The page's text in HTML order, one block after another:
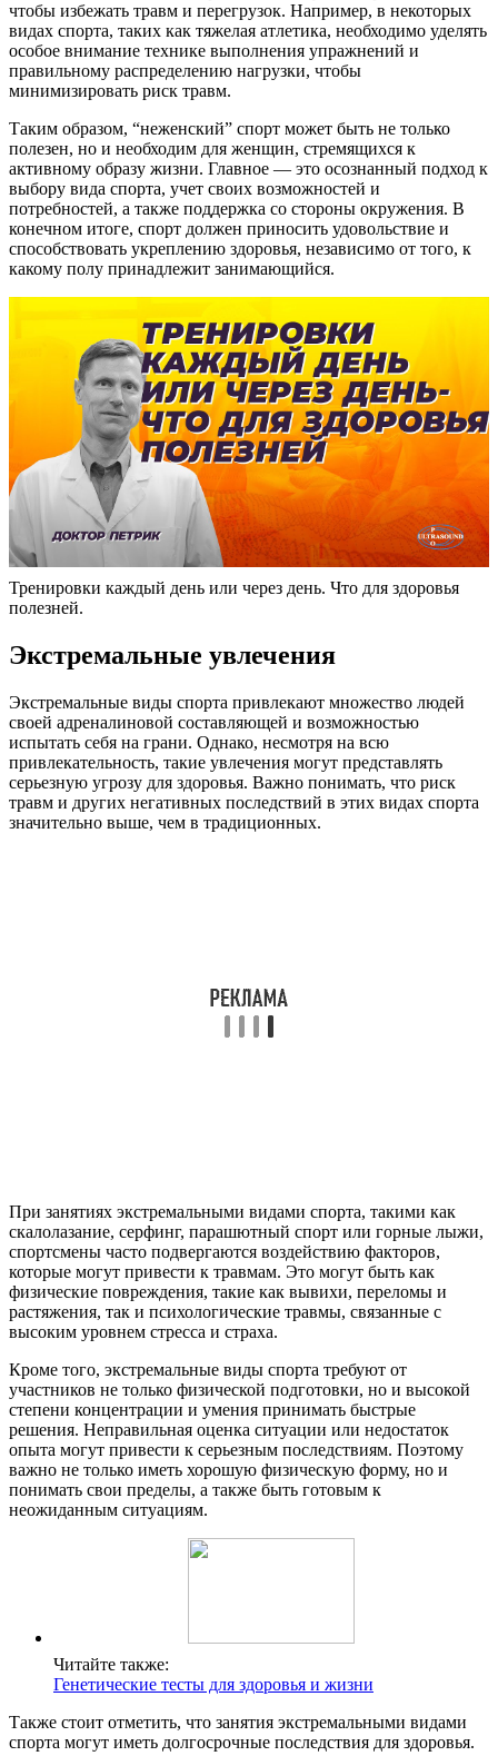
чтобы избежать травм и перегрузок. Например, в некоторых
видах спорта, таких как тяжелая атлетика, необходимо уделять
особое внимание технике выполнения упражнений и
правильному распределению нагрузки, чтобы
минимизировать риск травм.
Таким образом, “неженский” спорт может быть не только
полезен, но и необходим для женщин, стремящихся к
активному образу жизни. Главное — это осознанный подход к
выбору вида спорта, учет своих возможностей и
потребностей, а также поддержка со стороны окружения. В
конечном итоге, спорт должен приносить удовольствие и
способствовать укреплению здоровья, независимо от того, к
какому полу принадлежит занимающийся.
Тренировки каждый день или через день. Что для здоровья
полезней.
Экстремальные увлечения
Экстремальные виды спорта привлекают множество людей
своей адреналиновой составляющей и возможностью
испытать себя на грани. Однако, несмотря на всю
привлекательность, такие увлечения могут представлять
серьезную угрозу для здоровья. Важно понимать, что риск
травм и других негативных последствий в этих видах спорта
значительно выше, чем в традиционных.
При занятиях экстремальными видами спорта, такими как
скалолазание, серфинг, парашютный спорт или горные лыжи,
спортсмены часто подвергаются воздействию факторов,
которые могут привести к травмам. Это могут быть как
физические повреждения, такие как вывихи, переломы и
растяжения, так и психологические травмы, связанные с
высоким уровнем стресса и страха.
Кроме того, экстремальные виды спорта требуют от
участников не только физической подготовки, но и высокой
степени концентрации и умения принимать быстрые
решения. Неправильная оценка ситуации или недостаток
опыта могут привести к серьезным последствиям. Поэтому
важно не только иметь хорошую физическую форму, но и
понимать свои пределы, а также быть готовым к
неожиданным ситуациям.
Читайте также:
Генетические тесты для здоровья и жизни
Также стоит отметить, что занятия экстремальными видами
спорта могут иметь долгосрочные последствия для здоровья.